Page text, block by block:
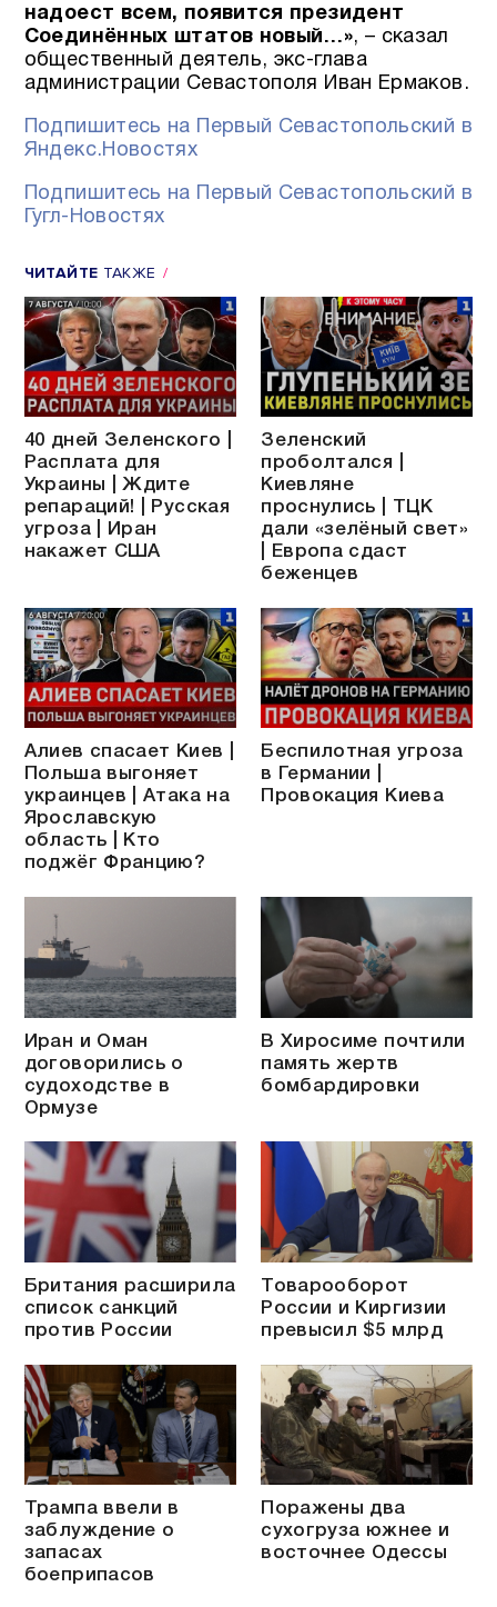
надоест всем, появится президент
Соединённых штатов новый…», – сказал
общественный деятель, экс-глава
администрации Севастополя Иван Ермаков.
Подпишитесь на Первый Севастопольский в
Яндекс.Новостях
Подпишитесь на Первый Севастопольский в
Гугл-Новостях
ЧИТАЙТЕ ТАКЖЕ
40 дней Зеленского |
Расплата для
Украины | Ждите
репараций! | Русская
угроза | Иран
накажет США
Зеленский
проболтался |
Киевляне
проснулись | ТЦК
дали «зелёный свет»
| Европа сдаст
беженцев
Алиев спасает Киев |
Польша выгоняет
украинцев | Атака на
Ярославскую
область | Кто
поджёг Францию?
Беспилотная угроза
в Германии |
Провокация Киева
Иран и Оман
договорились о
судоходстве в
Ормузе
В Хиросиме почтили
память жертв
бомбардировки
Британия расширила
список санкций
против России
Товарооборот
России и Киргизии
превысил $5 млрд
Трампа ввели в
заблуждение о
запасах
боеприпасов
Поражены два
сухогруза южнее и
восточнее Одессы